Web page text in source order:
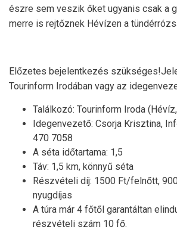
észre sem veszik őket ugyanis csak a
merre is rejtőznek Hévízen a
Előzetes bejelentkezés
Tourinform Irodában vagy az
Találkozó: Tourinform Iroda
Idegenvezető: Csorja Krisztina,
470 7058
A séta időtartama: 1,5
Táv: 1,5 km, könnyű séta
Részvételi díj: 1500 Ft/felnőtt,
nyugdíjas
A túra már 4 főtől garantáltan
részvételi szám 10 fő.